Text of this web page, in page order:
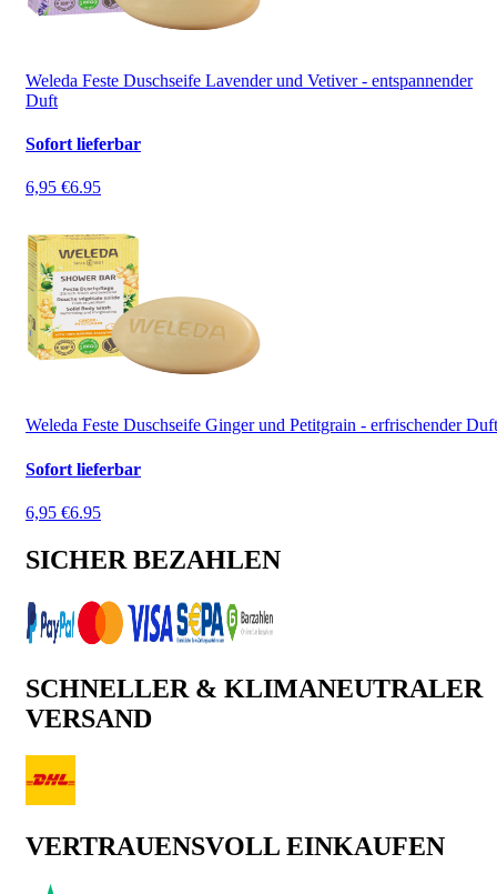
Weleda Feste Duschseife Lavender und Vetiver - entspannender
Duft
Sofort lieferbar
6,95 €6.95
Weleda Feste Duschseife Ginger und Petitgrain - erfrischender Duft
Sofort lieferbar
6,95 €6.95
SICHER BEZAHLEN
SCHNELLER & KLIMANEUTRALER
VERSAND
VERTRAUENSVOLL EINKAUFEN